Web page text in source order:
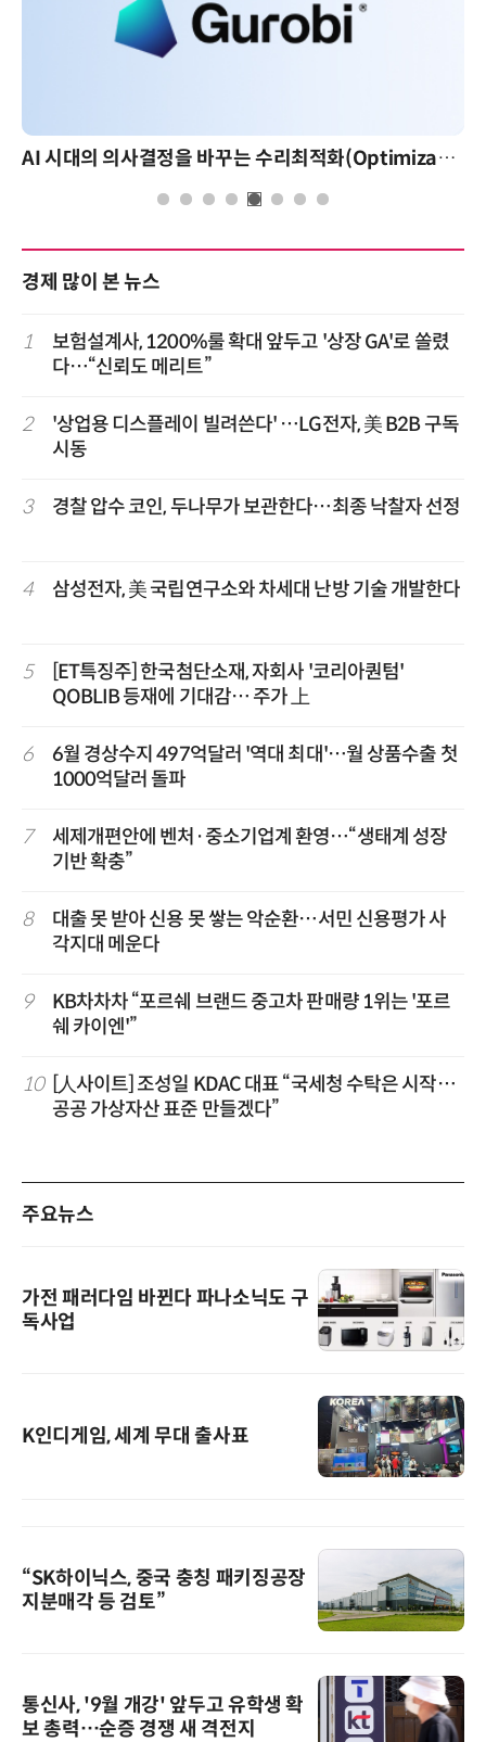
AI 시대의 의사결정을 바꾸는 수리최적화(Optimization): 실제 산업 적용 사례와 활용 전략
경제 많이 본 뉴스
1
보험설계사, 1200%룰 확대 앞두고 '상장 GA'로 쏠렸
다…“신뢰도 메리트”
2
'상업용 디스플레이 빌려쓴다' …LG전자, 美 B2B 구독
시동
3 경찰 압수 코인, 두나무가 보관한다…최종 낙찰자 선정
4 삼성전자, 美 국립연구소와 차세대 난방 기술 개발한다
5
[ET특징주] 한국첨단소재, 자회사 '코리아퀀텀'
QOBLIB 등재에 기대감… 주가 上
6
6월 경상수지 497억달러 '역대 최대'…월 상품수출 첫
1000억달러 돌파
7
세제개편안에 벤처·중소기업계 환영…“생태계 성장
기반 확충”
8
대출 못 받아 신용 못 쌓는 악순환…서민 신용평가 사
각지대 메운다
9
KB차차차 “포르쉐 브랜드 중고차 판매량 1위는 '포르
쉐 카이엔'”
10
[人사이트] 조성일 KDAC 대표 “국세청 수탁은 시작…
공공 가상자산 표준 만들겠다”
주요뉴스
가전 패러다임 바뀐다 파나소닉도 구
독사업
K인디게임, 세계 무대 출사표
“SK하이닉스, 중국 충칭 패키징공장
지분매각 등 검토”
통신사, '9월 개강' 앞두고 유학생 확
보 총력…순증 경쟁 새 격전지